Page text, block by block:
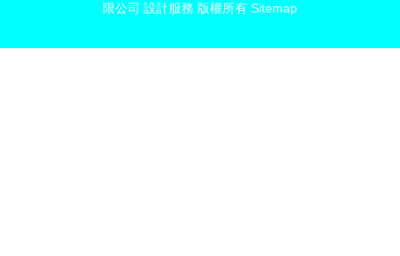
限公司 設計服務 版權所有 Sitemap